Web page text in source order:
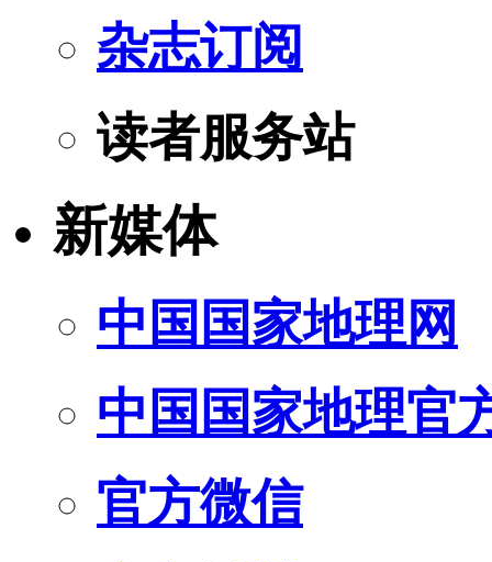
杂志订阅
读者服务站
新媒体
中国国家地理网
中国国家地理官
官方微信